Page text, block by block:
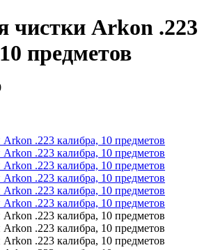
чистки Arkon .223
предметов